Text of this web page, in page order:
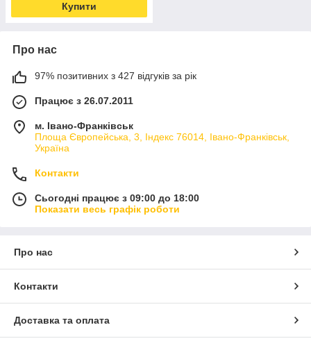
Купити
Про нас
97% позитивних з 427 відгуків за рік
Працює з 26.07.2011
м. Івано-Франківськ
Площа Європейська, 3, Індекс 76014, Івано-Франківськ,
Україна
Контакти
Сьогодні працює з 09:00 до 18:00
Показати весь графік роботи
Про нас
Контакти
Доставка та оплата